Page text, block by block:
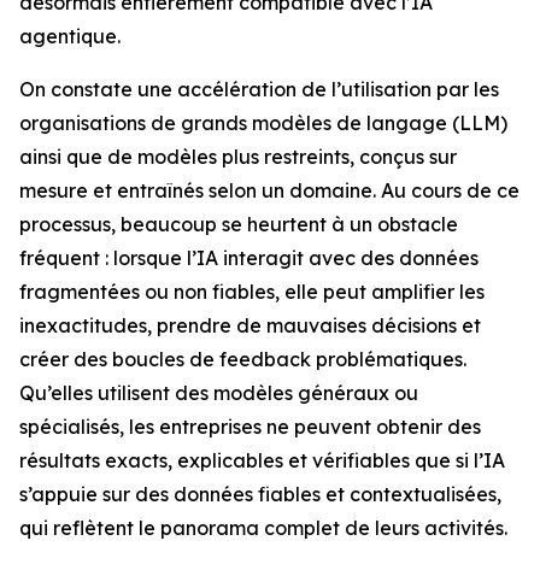
agentique.
On constate une accélération de l’utilisation par les
organisations de grands modèles de langage (LLM)
ainsi que de modèles plus restreints, conçus sur
mesure et entraînés selon un domaine. Au cours de ce
processus, beaucoup se heurtent à un obstacle
fréquent : lorsque l’IA interagit avec des données
fragmentées ou non fiables, elle peut amplifier les
inexactitudes, prendre de mauvaises décisions et
créer des boucles de feedback problématiques.
Qu’elles utilisent des modèles généraux ou
spécialisés, les entreprises ne peuvent obtenir des
résultats exacts, explicables et vérifiables que si l’IA
s’appuie sur des données fiables et contextualisées,
qui reflètent le panorama complet de leurs activités.